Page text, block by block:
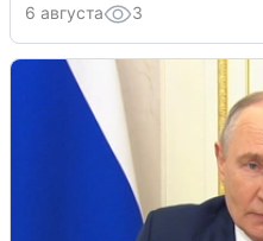
6 августа 3